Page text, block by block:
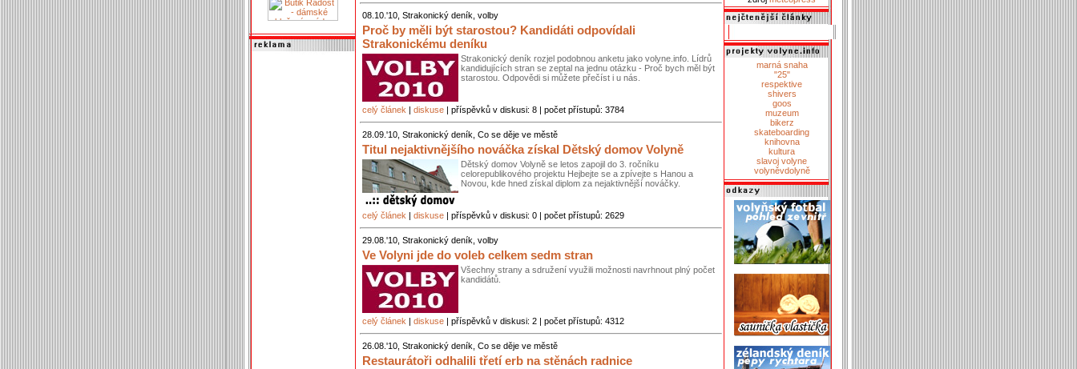
08.10.'10, Strakonický deník, volby
Proč by měli být starostou? Kandidáti odpovídali
Strakonickému deníku
Strakonický deník rozjel podobnou anketu jako volyne.info. Lídrů
kandidujících stran se zeptal na jednu otázku - Proč bych měl být
starostou. Odpovědi si můžete přečíst i u nás.
celý článek | diskuse | příspěvků v diskusi: 8 | počet přístupů: 3784
28.09.'10, Strakonický deník, Co se děje ve městě
Titul nejaktivnějšího nováčka získal Dětský domov Volyně
Dětský domov Volyně se letos zapojil do 3. ročníku
celorepublikového projektu Hejbejte se a zpívejte s Hanou a
Novou, kde hned získal diplom za nejaktivnější nováčky.
celý článek | diskuse | příspěvků v diskusi: 0 | počet přístupů: 2629
29.08.'10, Strakonický deník, volby
Ve Volyni jde do voleb celkem sedm stran
Všechny strany a sdružení využili možnosti navrhnout plný počet
kandidátů.
celý článek | diskuse | příspěvků v diskusi: 2 | počet přístupů: 4312
26.08.'10, Strakonický deník, Co se děje ve městě
Restaurátoři odhalili třetí erb na stěnách radnice
marná snaha
"25"
respektive
shivers
goos
muzeum
bikerz
skateboarding
knihovna
kultura
slavoj volyne
volyněvdolyně